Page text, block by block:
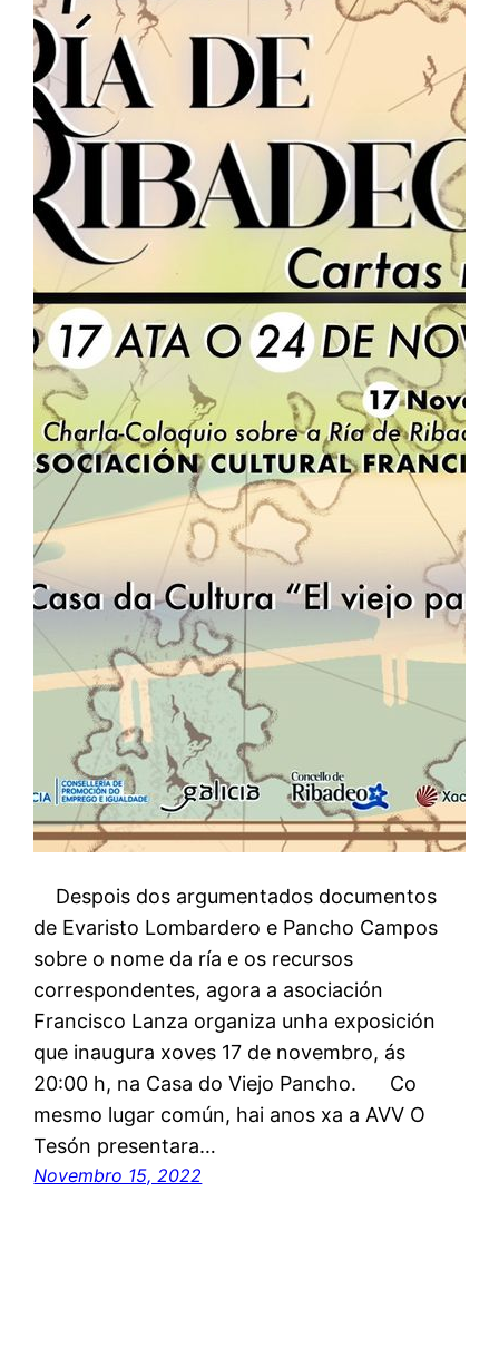
Despois dos argumentados documentos
de Evaristo Lombardero e Pancho Campos
sobre o nome da ría e os recursos
correspondentes, agora a asociación
Francisco Lanza organiza unha exposición
que inaugura xoves 17 de novembro, ás
20:00 h, na Casa do Viejo Pancho. Co
mesmo lugar común, hai anos xa a AVV O
Tesón presentara…
Novembro 15, 2022